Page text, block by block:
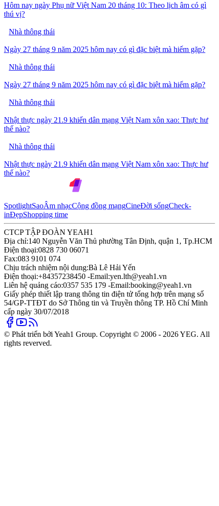
Hôm nay ngày Phụ nữ Việt Nam 20 tháng 10: Theo lịch âm có gì
thú vị?
Nhà thông thái
Ngày 27 tháng 9 năm 2025 hôm nay có gì đặc biệt mà hiếm gặp?
Nhà thông thái
Ngày 27 tháng 9 năm 2025 hôm nay có gì đặc biệt mà hiếm gặp?
Nhà thông thái
Nhật thực ngày 21.9 khiến dân mạng Việt Nam xôn xao: Thực hư
thế nào?
Nhà thông thái
Nhật thực ngày 21.9 khiến dân mạng Việt Nam xôn xao: Thực hư
thế nào?
SpotlightSaoÂm nhạcCộng đồng mạngCineĐời sốngCheck-
inĐẹpShopping time
CTCP TẬP ĐOÀN YEAH1
Địa chỉ:140 Nguyễn Văn Thủ phường Tân Định, quận 1, Tp.HCM
Điện thoại:0828 730 06071
Fax:083 9101 074
Chịu trách nhiệm nội dung:Bà Lê Hải Yến
Điện thoại:+84357238450 -Email:yen.lth@yeah1.vn
Liên hệ quảng cáo:0357 535 179 -Email:booking@yeah1.vn
Giấy phép thiết lập trang thông tin điện tử tổng hợp trên mạng số
54/GP-TTĐT do Sở Thông tin và Truyền thông TP. Hồ Chí Minh
cấp ngày 30/07/2018
© Phát triển bởi Yeah1 Group. Copyright © 2006 - 2026 YEG. All
rights reverved.